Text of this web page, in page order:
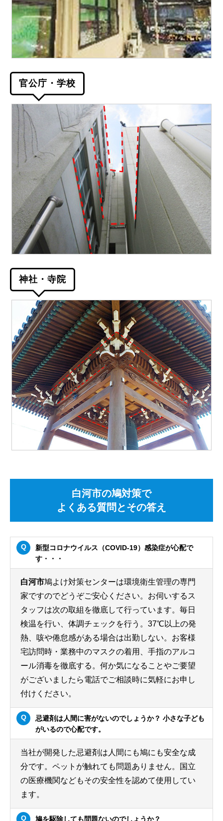
官公庁・学校
神社・寺院
白河市の鳩対策で
よくある質問とその答え
新型コロナウイルス（COVID-19）感染症が心配で
す・・・
白河市鳩よけ対策センターは環境衛生管理の専門
家ですのでどうぞご安心ください。お伺いするス
タッフは次の取組を徹底して行っています。毎日
検温を行い、体調チェックを行う。37℃以上の発
熱、咳や倦怠感がある場合は出勤しない。お客様
宅訪問時・業務中のマスクの着用、手指のアルコ
ール消毒を徹底する。何か気になることやご要望
がございましたら電話でご相談時に気軽にお申し
付けください。
忌避剤は人間に害がないのでしょうか？ 小さな子ども
がいるので心配です。
当社が開発した忌避剤は人間にも鳩にも安全な成
分です。ペットが触れても問題ありません。国立
の医療機関などもその安全性を認めて使用してい
ます。
鳩を駆除しても問題ないのでしょうか？